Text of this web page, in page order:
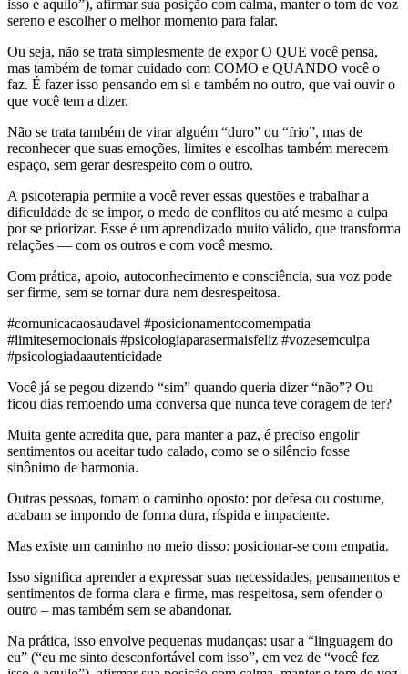
isso e aquilo”), afirmar sua posição com calma, manter o tom de voz
sereno e escolher o melhor momento para falar.
Ou seja, não se trata simplesmente de expor O QUE você pensa,
mas também de tomar cuidado com COMO e QUANDO você o
faz. É fazer isso pensando em si e também no outro, que vai ouvir o
que você tem a dizer.
Não se trata também de virar alguém “duro” ou “frio”, mas de
reconhecer que suas emoções, limites e escolhas também merecem
espaço, sem gerar desrespeito com o outro.
A psicoterapia permite a você rever essas questões e trabalhar a
dificuldade de se impor, o medo de conflitos ou até mesmo a culpa
por se priorizar. Esse é um aprendizado muito válido, que transforma
relações — com os outros e com você mesmo.
Com prática, apoio, autoconhecimento e consciência, sua voz pode
ser firme, sem se tornar dura nem desrespeitosa. ️
#comunicacaosaudavel #posicionamentocomempatia
#limitesemocionais #psicologiaparasermaisfeliz #vozesemculpa
#psicologiadaautenticidade
Você já se pegou dizendo “sim” quando queria dizer “não”? Ou
ficou dias remoendo uma conversa que nunca teve coragem de ter?
Muita gente acredita que, para manter a paz, é preciso engolir
sentimentos ou aceitar tudo calado, como se o silêncio fosse
sinônimo de harmonia.
Outras pessoas, tomam o caminho oposto: por defesa ou costume,
acabam se impondo de forma dura, ríspida e impaciente.
Mas existe um caminho no meio disso: posicionar-se com empatia.
Isso significa aprender a expressar suas necessidades, pensamentos e
sentimentos de forma clara e firme, mas respeitosa, sem ofender o
outro – mas também sem se abandonar.
Na prática, isso envolve pequenas mudanças: usar a “linguagem do
eu” (“eu me sinto desconfortável com isso”, em vez de “você fez